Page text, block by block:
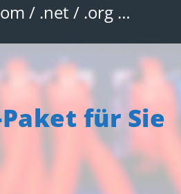
/ .net / .org …
für Sie